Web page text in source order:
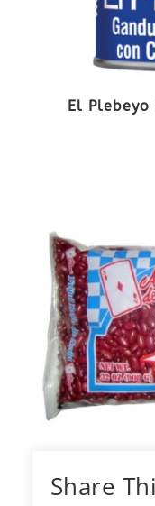
El Plebeyo
Share